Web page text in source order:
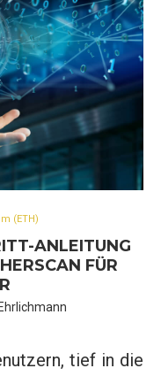
(ETH)
ANLEITUNG
FÜR
tief in die